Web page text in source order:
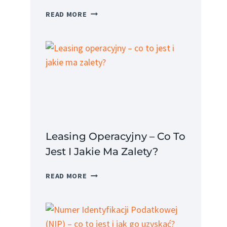
READ MORE KOSZT
JAK
OBLICZYĆ
Leasing Operacyjny – Co To
Jest I Jakie Ma Zalety?
READ MORE LEASING
CO
TO